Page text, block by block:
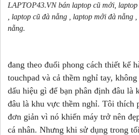
LAPTOP43.VN bán laptop cũ mới,
, laptop cũ đà nẵng , laptop mới đà nẵng
nẵng.
đang theo đuổi phong cách thiết kế
touchpad và cả thềm nghỉ tay,
dấu hiệu gì để bạn phân định đâu là
đâu là khu vực thềm nghỉ. Tôi thích
đơn giản vì nó khiến máy trở nên
cá nhân. Nhưng khi sử dụng trong